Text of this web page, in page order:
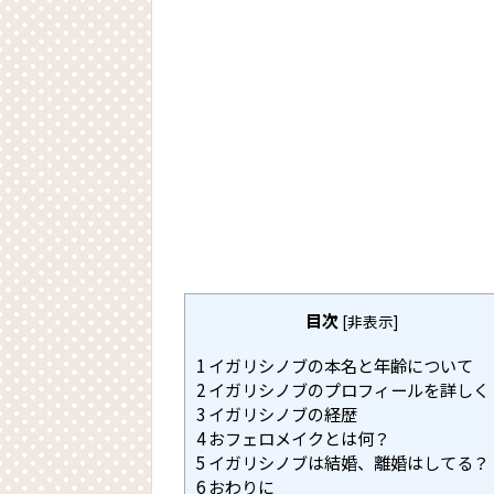
目次 [非表示]
1 イガリシノブの本名と年齢について
2イガリシノブのプロフィールを詳しく
3 イガリシノブの経歴
4おフェロメイクとは何？
5 イガリシノブは結婚、離婚はしてる？
6 おわりに